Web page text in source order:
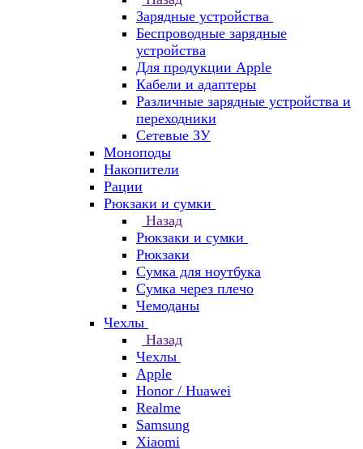
Зарядные устройства
Беспроводные зарядные
устройства
Для продукции Apple
Кабели и адаптеры
Различные зарядные устройства и
переходники
Сетевые ЗУ
Моноподы
Накопители
Рации
Рюкзаки и сумки
Назад
Рюкзаки и сумки
Рюкзаки
Сумка для ноутбука
Сумка через плечо
Чемоданы
Чехлы
Назад
Чехлы
Apple
Honor / Huawei
Realme
Samsung
Xiaomi